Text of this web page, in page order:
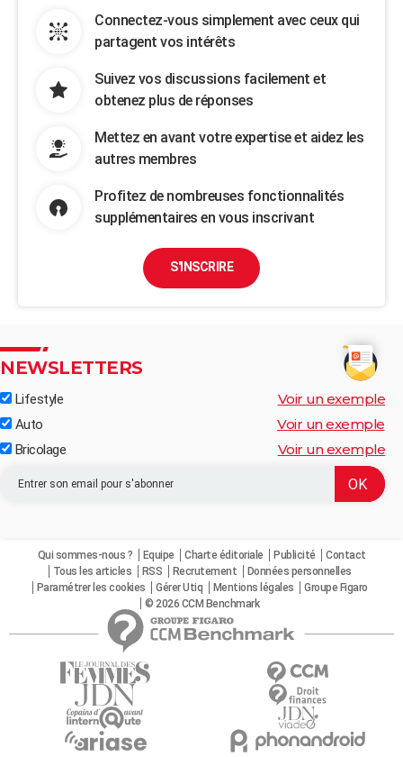
Connectez-vous simplement avec ceux qui
partagent vos intérêts
Suivez vos discussions facilement et
obtenez plus de réponses
Mettez en avant votre expertise et aidez les
autres membres
Profitez de nombreuses fonctionnalités
supplémentaires en vous inscrivant
S'INSCRIRE
NEWSLETTERS
Lifestyle Voir un exemple
Auto Voir un exemple
Bricolage Voir un exemple
Qui sommes-nous ? Equipe Charte éditoriale Publicité
Contact
Tous les articles
RSS Recrutement
Données personnelles
Paramétrer les cookies
Gérer Utiq Mentions légales
Groupe Figaro
© 2026 CCM Benchmark